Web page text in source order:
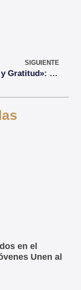
SIGUIENTE
«Amor y Gratitud»: Homenaje a Mamá y Papá
en el
Unen al